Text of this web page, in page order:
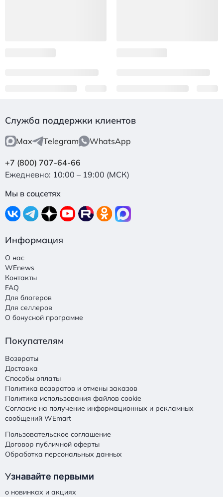
Служба поддержки клиентов
Max Telegram WhatsApp
+7 (800) 707-64-66
Ежедневно: 10:00 – 19:00 (МСК)
Мы в соцсетях
Информация
О нас
WEnews
Контакты
FAQ
Для блогеров
Для селлеров
О бонусной программе
Покупателям
Возвраты
Доставка
Способы оплаты
Политика возвратов и отмены заказов
Политика использования файлов cookie
Согласие на получение информационных и рекламных
сообщений WEmart
Пользовательское соглашение
Договор публичной оферты
Обработка персональных данных
Узнавайте первыми
о новинках и акциях